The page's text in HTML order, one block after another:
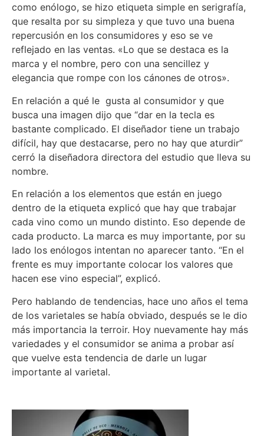
como enólogo, se hizo etiqueta simple en serigrafía,
que resalta por su simpleza y que tuvo una buena
repercusión en los consumidores y eso se ve
reflejado en las ventas. «Lo que se destaca es la
marca y el nombre, pero con una sencillez y
elegancia que rompe con los cánones de otros».
En relación a qué le gusta al consumidor y que
busca una imagen dijo que “dar en la tecla es
bastante complicado. El diseñador tiene un trabajo
difícil, hay que destacarse, pero no hay que aturdir”
cerró la diseñadora directora del estudio que lleva su
nombre.
En relación a los elementos que están en juego
dentro de la etiqueta explicó que hay que trabajar
cada vino como un mundo distinto. Eso depende de
cada producto. La marca es muy importante, por su
lado los enólogos intentan no aparecer tanto. “En el
frente es muy importante colocar los valores que
hacen ese vino especial”, explicó.
Pero hablando de tendencias, hace uno años el tema
de los varietales se había obviado, después se le dio
más importancia la terroir. Hoy nuevamente hay más
variedades y el consumidor se anima a probar así
que vuelve esta tendencia de darle un lugar
importante al varietal.